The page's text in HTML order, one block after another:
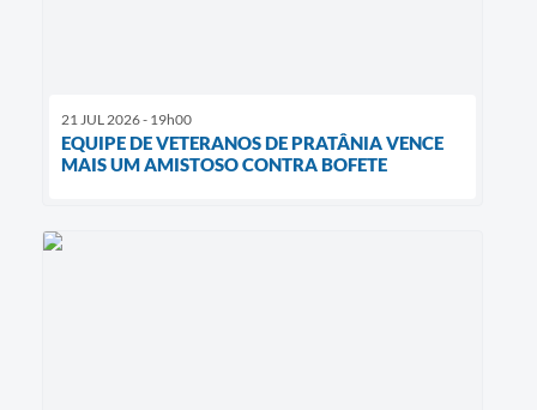
21 JUL 2026 - 19h00
EQUIPE DE VETERANOS DE PRATÂNIA VENCE
MAIS UM AMISTOSO CONTRA BOFETE